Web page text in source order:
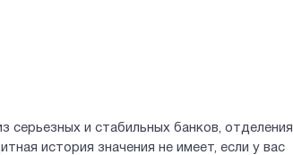
и стабильных банков, отделения
история значения не имеет, если у вас